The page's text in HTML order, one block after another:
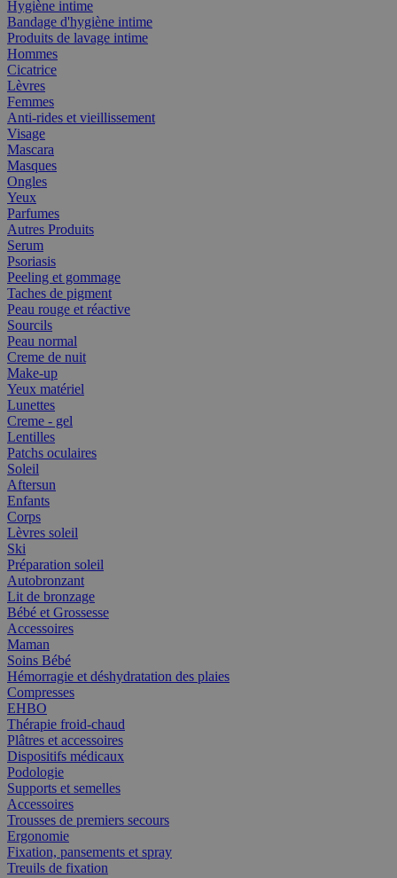
Hygiène intime
Bandage d'hygiène intime
Produits de lavage intime
Hommes
Cicatrice
Lèvres
Femmes
Anti-rides et vieillissement
Visage
Mascara
Masques
Ongles
Yeux
Parfumes
Autres Produits
Serum
Psoriasis
Peeling et gommage
Taches de pigment
Peau rouge et réactive
Sourcils
Peau normal
Creme de nuit
Make-up
Yeux matériel
Lunettes
Creme - gel
Lentilles
Patchs oculaires
Soleil
Aftersun
Enfants
Corps
Lèvres soleil
Ski
Préparation soleil
Autobronzant
Lit de bronzage
Bébé et Grossesse
Accessoires
Maman
Soins Bébé
Hémorragie et déshydratation des plaies
Compresses
EHBO
Thérapie froid-chaud
Plâtres et accessoires
Dispositifs médicaux
Podologie
Supports et semelles
Accessoires
Trousses de premiers secours
Ergonomie
Fixation, pansements et spray
Treuils de fixation